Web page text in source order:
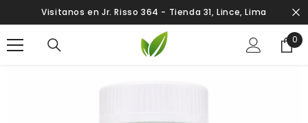
SALTAR AL CONTENIDO
Visitanos en Jr. Risso 364 - Tienda 31, Lince, Lima
0
0